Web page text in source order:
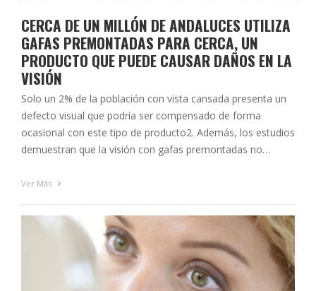
CERCA DE UN MILLÓN DE ANDALUCES UTILIZA
GAFAS PREMONTADAS PARA CERCA, UN
PRODUCTO QUE PUEDE CAUSAR DAÑOS EN LA
VISIÓN
Solo un 2% de la población con vista cansada presenta un
defecto visual que podría ser compensado de forma
ocasional con este tipo de producto2. Además, los estudios
demuestran que la visión con gafas premontadas no
ocurre con las gafas personalizadas y prescritas por un
Ver Más